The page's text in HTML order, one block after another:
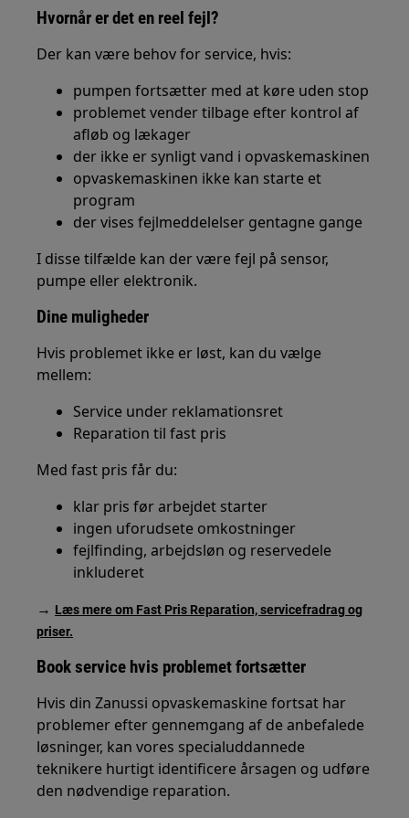
Hvornår er det en reel fejl?
Der kan være behov for service, hvis:
pumpen fortsætter med at køre uden stop
problemet vender tilbage efter kontrol af
afløb og lækager
der ikke er synligt vand i opvaskemaskinen
opvaskemaskinen ikke kan starte et
program
der vises fejlmeddelelser gentagne gange
I disse tilfælde kan der være fejl på sensor,
pumpe eller elektronik.
Dine muligheder
Hvis problemet ikke er løst, kan du vælge
mellem:
Service under reklamationsret
Reparation til fast pris
Med fast pris får du:
klar pris før arbejdet starter
ingen uforudsete omkostninger
fejlfinding, arbejdsløn og reservedele
inkluderet
→ Læs mere om Fast Pris Reparation, servicefradrag og
priser.
Book service hvis problemet fortsætter
Hvis din Zanussi opvaskemaskine fortsat har
problemer efter gennemgang af de anbefalede
løsninger, kan vores specialuddannede
teknikere hurtigt identificere årsagen og udføre
den nødvendige reparation.